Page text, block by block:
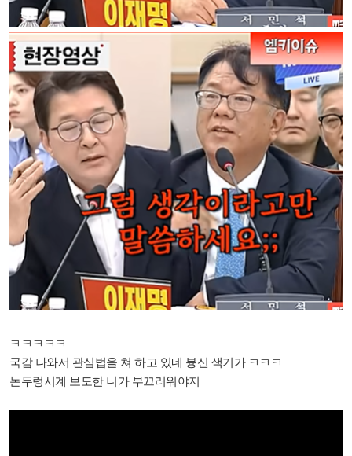
ㅋㅋㅋㅋㅋ
국감 나와서 관심법을 쳐 하고 있네 븅신 색기가 ㅋㅋㅋ
논두렁시계 보도한 니가 부끄러워야지